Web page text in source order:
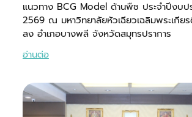
แนวทาง BCG Model ด้านพืช ประจำปีงบ
2569 ณ มหาวิทยาลัยหัวเฉียวเฉลิมพระเกีย
ลง อำเภอบางพลี จังหวัดสมุทรปราการ
อ่านต่อ